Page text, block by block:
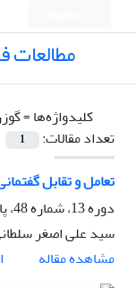
مطالعات
کلیدواژه‌ها =
تعداد مقالات:
1
تعامل و تقابل
دوره 13، شماره 48، پاییز 1396، صفحه
سید علی اصغر
مشاهده مقاله